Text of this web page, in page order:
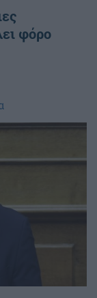
φόρο